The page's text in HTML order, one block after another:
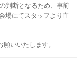
判断となるため、事前
場にてスタッフより直
いいたします。